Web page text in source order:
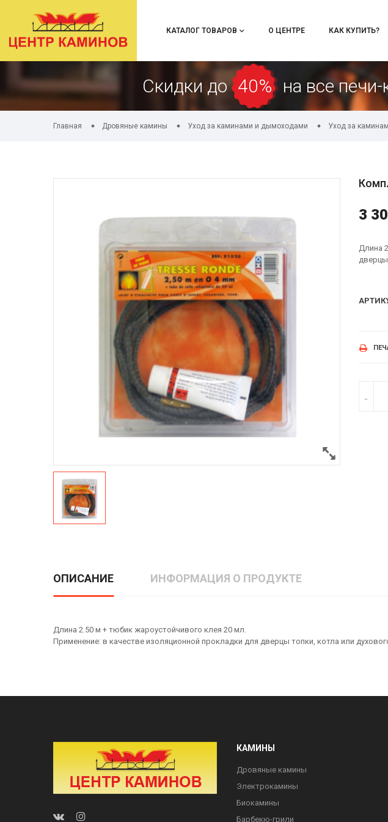
КАТАЛОГ ТОВАРОВ О ЦЕНТРЕ КАК КУПИТЬ?
Скидки до 40% на все печи-
Главная Дровяные камины Уход за каминами и дымоходами Уход за
3
Длина
дверцы
ОПИСАНИЕ ИНФОРМАЦИЯ О ПРОДУКТЕ
Длина 2.50 м + тюбик жароустойчивого клея 20 мл.
Применение: в качестве изоляционной прокладки для дверцы топки, котла или
КАМИНЫ
Дровяные камины
Электрокамины
Биокамины
Барбекю-грили